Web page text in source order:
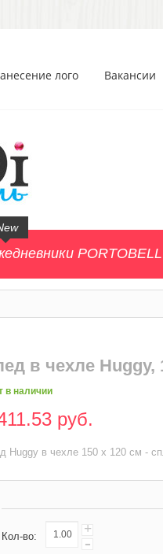
лого Вакансии
в чехле Huggy,
в наличии
руб.
Huggy в чехле 150 x 120 см -
Кол-во: +
-